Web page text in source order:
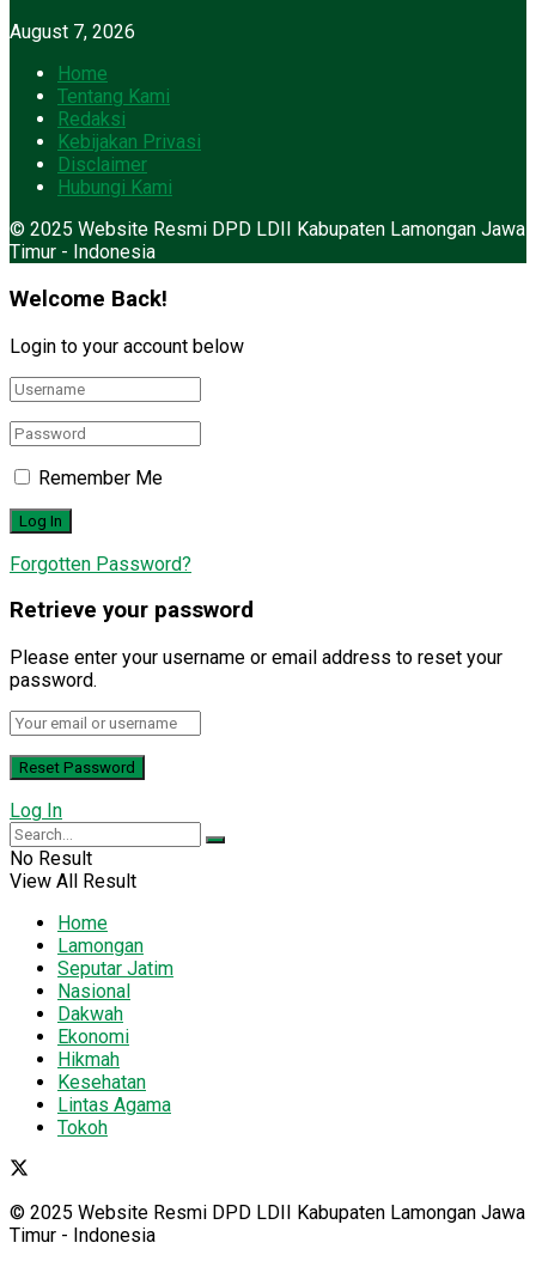
August 7, 2026
Home
Tentang Kami
Redaksi
Kebijakan Privasi
Disclaimer
Hubungi Kami
© 2025 Website Resmi DPD LDII Kabupaten Lamongan Jawa
Timur - Indonesia
Welcome Back!
Login to your account below
Remember Me
Forgotten Password?
Retrieve your password
Please enter your username or email address to reset your
password.
Log In
No Result
View All Result
Home
Lamongan
Seputar Jatim
Nasional
Dakwah
Ekonomi
Hikmah
Kesehatan
Lintas Agama
Tokoh
© 2025 Website Resmi DPD LDII Kabupaten Lamongan Jawa
Timur - Indonesia